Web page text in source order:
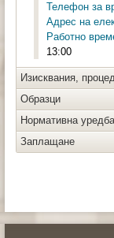
Телефон за
Адрес на
Работно
13:00
Изисквания,
Образци
Нормативна уредба
Заплащане